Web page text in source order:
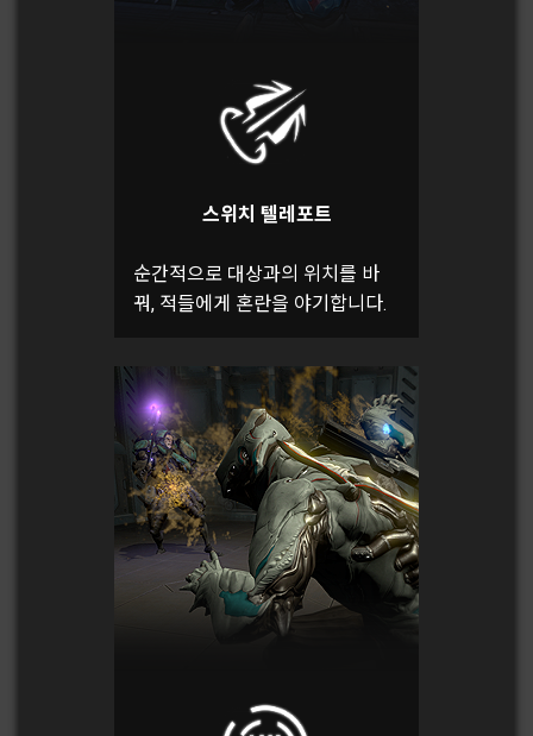
스위치 텔레포트
순간적으로 대상과의 위치를 바
꿔, 적들에게 혼란을 야기합니다.